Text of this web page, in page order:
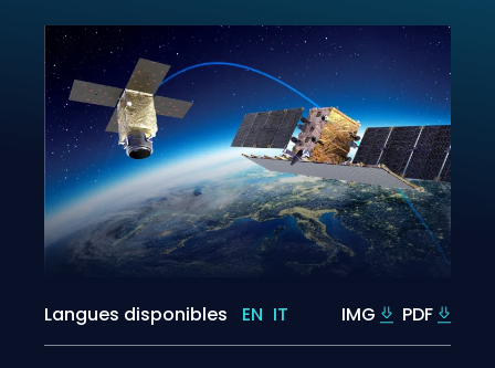
Langues disponibles EN IT IMG PDF